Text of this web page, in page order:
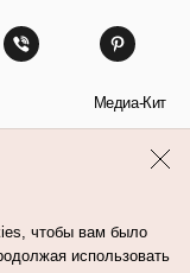
Медиа-Кит
чтобы вам было
использовать